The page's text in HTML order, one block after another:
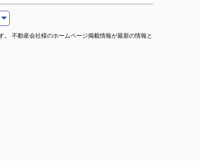
不動産会社様のホームページ掲載情報が最新の情報と